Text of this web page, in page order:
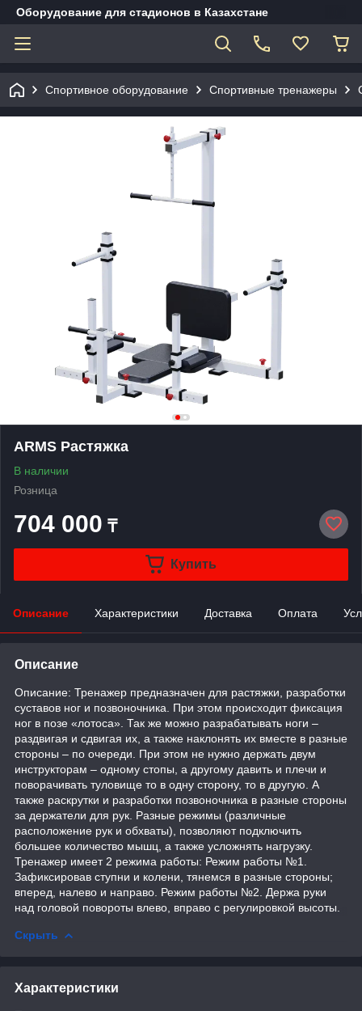
Оборудование для стадионов в Казахстане
Спортивное оборудование Спортивные тренажеры
ARMS Растяжка
В наличии
Розница
704 000 ₸
Купить
Описание Характеристики Доставка Оплата
Описание
Описание: Тренажер предназначен для растяжки, разработки
суставов ног и позвоночника. При этом происходит фиксация
ног в позе «лотоса». Так же можно разрабатывать ноги –
раздвигая и сдвигая их, а также наклонять их вместе в разные
стороны – по очереди. При этом не нужно держать двум
инструкторам – одному стопы, а другому давить и плечи и
поворачивать туловище то в одну сторону, то в другую. А
также раскрутки и разработки позвоночника в разные стороны
за держатели для рук. Разные режимы (различные
расположение рук и обхваты), позволяют подключить
большее количество мышц, а также усложнять нагрузку.
Тренажер имеет 2 режима работы: Режим работы №1.
Зафиксировав ступни и колени, тянемся в разные стороны;
вперед, налево и направо. Режим работы №2. Держа руки
над головой повороты влево, вправо с регулировкой высоты.
Скрыть
Характеристики